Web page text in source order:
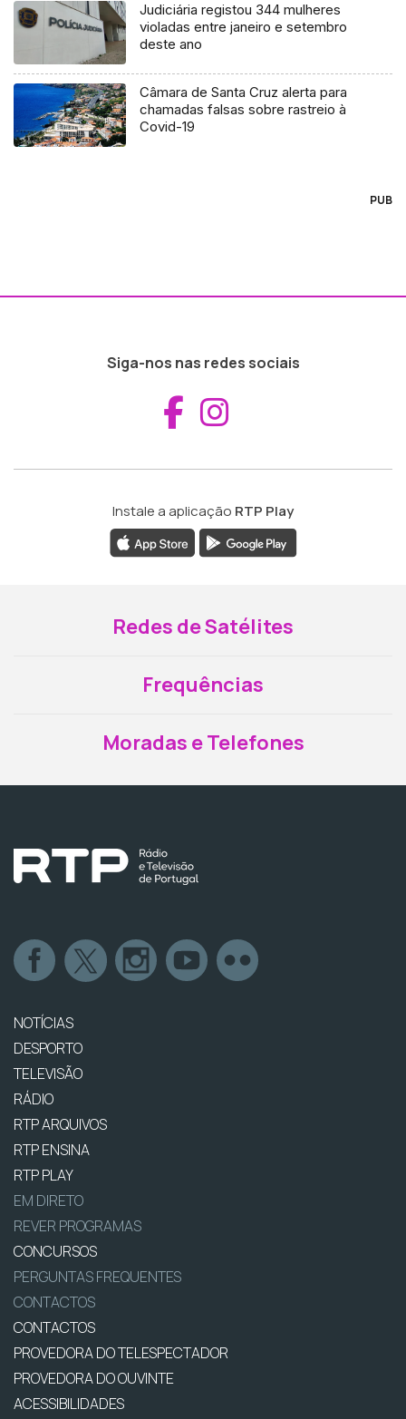
Judiciária registou 344 mulheres
violadas entre janeiro e setembro
deste ano
Câmara de Santa Cruz alerta para
chamadas falsas sobre rastreio à
Covid-19
PUB
Siga-nos nas redes sociais
Aceder ao
Instale a aplicação RTP Play
Redes de Satélites
Frequências
Moradas e Telefones
NOTÍCIAS
DESPORTO
TELEVISÃO
RÁDIO
RTP ARQUIVOS
RTP ENSINA
RTP PLAY
EM DIRETO
REVER PROGRAMAS
CONCURSOS
PERGUNTAS FREQUENTES
CONTACTOS
CONTACTOS
PROVEDORA DO TELESPECTADOR
PROVEDORA DO OUVINTE
ACESSIBILIDADES